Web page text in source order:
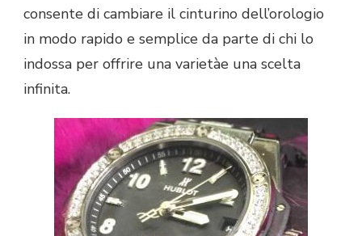
consente di cambiare il cinturino dell’orologio
in modo rapido e semplice da parte di chi lo
indossa per offrire una varietàe una scelta
infinita.